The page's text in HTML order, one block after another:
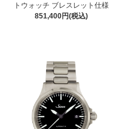
トウォッチ ブレスレット仕様
851,400円(税込)